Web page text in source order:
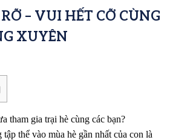
– VUI HẾT CỠ CÙNG
XUYÊN
tham gia trại hè cùng các bạn?
thể vào mùa hè gần nhất của con là